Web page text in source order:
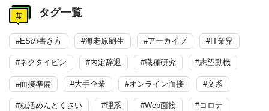
タグ一覧
#ESの書き方 #海老原嗣生 #アーカイブ #IT業界
#ネクタイピン #内定辞退 #職種研究 #志望動機
#面接準備 #大手企業 #オンライン面接 #文系
#就活めんどくさい #理系 #Web面接 #コロナ